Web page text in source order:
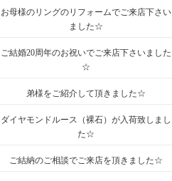
お母様のリングのリフォームでご来店下さい
ました☆
ご結婚20周年のお祝いでご来店下さいました
☆
弟様をご紹介して頂きました☆
ダイヤモンドルース（裸石）が入荷致しまし
た☆
ご結納のご相談でご来店を頂きました☆